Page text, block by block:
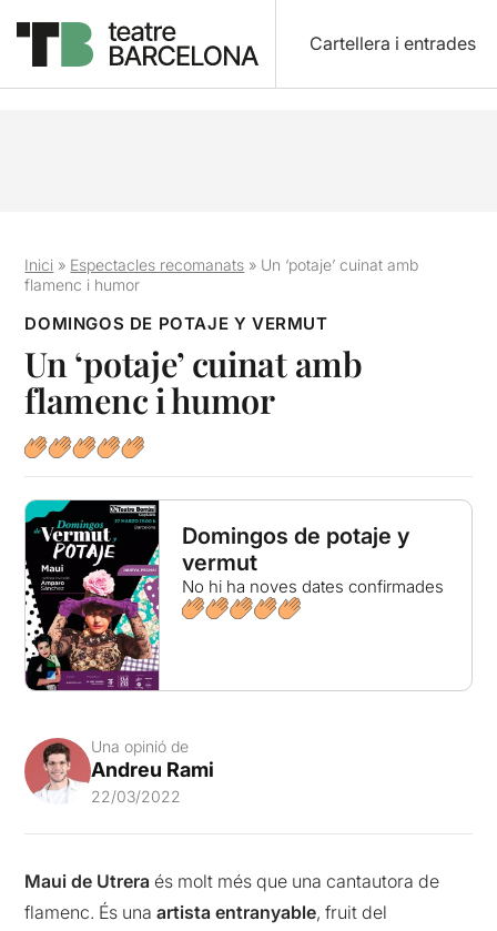
Cartellera i entrades
Inici » Espectacles recomanats » Un ‘potaje’ cuinat amb
flamenc i humor
DOMINGOS DE POTAJE Y VERMUT
Un ‘potaje’ cuinat amb
flamenc i humor
Domingos de potaje y
vermut
No hi ha noves dates confirmades
Una opinió de
Andreu Rami
22/03/2022
Mauide Utrera és molt més que una cantautora de
flamenc. És unaartista entranyable, fruit del